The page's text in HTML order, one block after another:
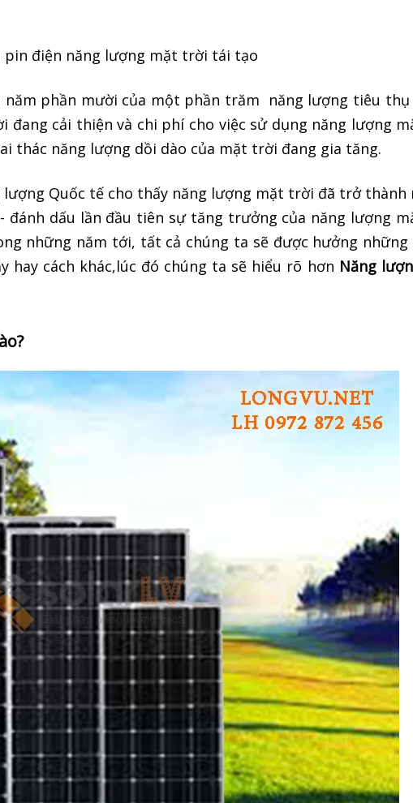
pin điện năng lượng mặt trời tái tạo
phần mười của một phần trăm năng lượng tiêu thụ
đang cải thiện và chi phí cho việc sử dụng năng lượng
thác năng lượng dồi dào của mặt trời đang gia tăng.
Quốc tế cho thấy năng lượng mặt trời đã trở thành
- đánh dấu lần đầu tiên sự tăng trưởng của năng lượng
những năm tới, tất cả chúng ta sẽ được hưởng những
hay cách khác,lúc đó chúng ta sẽ hiểu rõ hơn Năng